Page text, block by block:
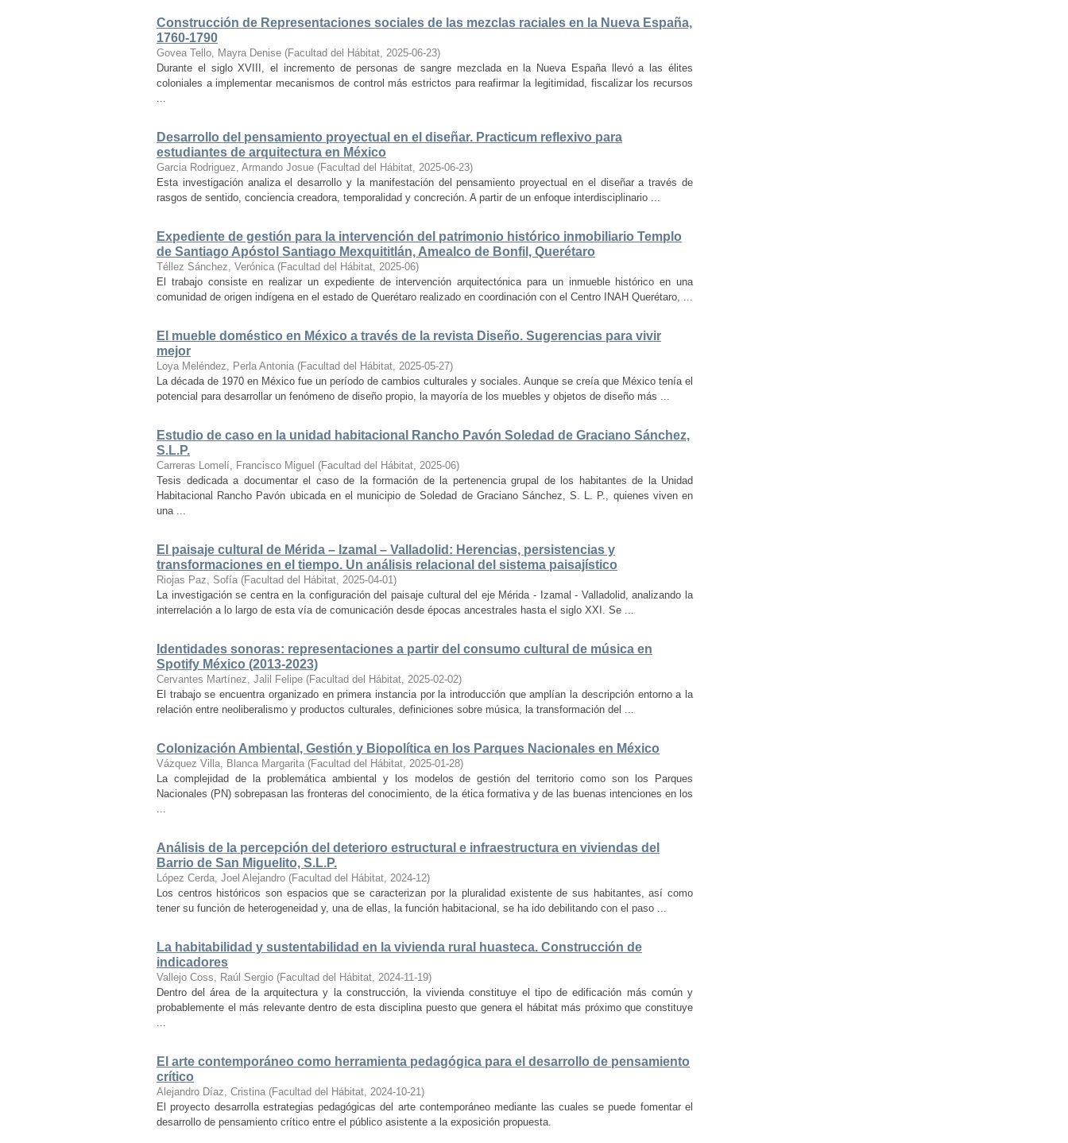
Construcción de Representaciones sociales de las mezclas raciales en la Nueva España,
1760-1790
Govea Tello, Mayra Denise (Facultad del Hábitat, 2025-06-23)
Durante el siglo XVIII, el incremento de personas de sangre mezclada en la Nueva España llevó a las élites
coloniales a implementar mecanismos de control más estrictos para reafirmar la legitimidad, fiscalizar los recursos
...
Desarrollo del pensamiento proyectual en el diseñar. Practicum reflexivo para
estudiantes de arquitectura en México
Garcia Rodriguez, Armando Josue (Facultad del Hábitat, 2025-06-23)
Esta investigación analiza el desarrollo y la manifestación del pensamiento proyectual en el diseñar a través de
rasgos de sentido, conciencia creadora, temporalidad y concreción. A partir de un enfoque interdisciplinario ...
Expediente de gestión para la intervención del patrimonio histórico inmobiliario Templo
de Santiago Apóstol Santiago Mexquititlán, Amealco de Bonfil, Querétaro
Téllez Sánchez, Verónica (Facultad del Hábitat, 2025-06)
El trabajo consiste en realizar un expediente de intervención arquitectónica para un inmueble histórico en una
comunidad de origen indígena en el estado de Querétaro realizado en coordinación con el Centro INAH Querétaro, ...
El mueble doméstico en México a través de la revista Diseño. Sugerencias para vivir
mejor
Loya Meléndez, Perla Antonia (Facultad del Hábitat, 2025-05-27)
La década de 1970 en México fue un período de cambios culturales y sociales. Aunque se creía que México tenía el
potencial para desarrollar un fenómeno de diseño propio, la mayoría de los muebles y objetos de diseño más ...
Estudio de caso en la unidad habitacional Rancho Pavón Soledad de Graciano Sánchez,
S.L.P.
Carreras Lomelí, Francisco Miguel (Facultad del Hábitat, 2025-06)
Tesis dedicada a documentar el caso de la formación de la pertenencia grupal de los habitantes de la Unidad
Habitacional Rancho Pavón ubicada en el municipio de Soledad de Graciano Sánchez, S. L. P., quienes viven en
una ...
El paisaje cultural de Mérida – Izamal – Valladolid: Herencias, persistencias y
transformaciones en el tiempo. Un análisis relacional del sistema paisajístico
Riojas Paz, Sofía (Facultad del Hábitat, 2025-04-01)
La investigación se centra en la configuración del paisaje cultural del eje Mérida - Izamal - Valladolid, analizando la
interrelación a lo largo de esta vía de comunicación desde épocas ancestrales hasta el siglo XXI. Se ...
Identidades sonoras: representaciones a partir del consumo cultural de música en
Spotify México (2013-2023)
Cervantes Martínez, Jalil Felipe (Facultad del Hábitat, 2025-02-02)
El trabajo se encuentra organizado en primera instancia por la introducción que amplían la descripción entorno a la
relación entre neoliberalismo y productos culturales, definiciones sobre música, la transformación del ...
Colonización Ambiental, Gestión y Biopolítica en los Parques Nacionales en México
Vázquez Villa, Blanca Margarita (Facultad del Hábitat, 2025-01-28)
La complejidad de la problemática ambiental y los modelos de gestión del territorio como son los Parques
Nacionales (PN) sobrepasan las fronteras del conocimiento, de la ética formativa y de las buenas intenciones en los
...
Análisis de la percepción del deterioro estructural e infraestructura en viviendas del
Barrio de San Miguelito, S.L.P.
López Cerda, Joel Alejandro (Facultad del Hábitat, 2024-12)
Los centros históricos son espacios que se caracterizan por la pluralidad existente de sus habitantes, así como
tener su función de heterogeneidad y, una de ellas, la función habitacional, se ha ido debilitando con el paso ...
La habitabilidad y sustentabilidad en la vivienda rural huasteca. Construcción de
indicadores
Vallejo Coss, Raúl Sergio (Facultad del Hábitat, 2024-11-19)
Dentro del área de la arquitectura y la construcción, la vivienda constituye el tipo de edificación más común y
probablemente el más relevante dentro de esta disciplina puesto que genera el hábitat más próximo que constituye
...
El arte contemporáneo como herramienta pedagógica para el desarrollo de pensamiento
crítico
Alejandro Díaz, Cristina (Facultad del Hábitat, 2024-10-21)
El proyecto desarrolla estrategias pedagógicas del arte contemporáneo mediante las cuales se puede fomentar el
desarrollo de pensamiento crítico entre el público asistente a la exposición propuesta.